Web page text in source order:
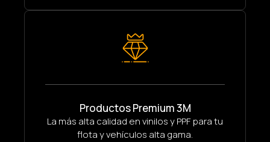
Productos Premium 3M
La más alta calidad en vinilos y PPF para tu
flota y vehículos alta gama.